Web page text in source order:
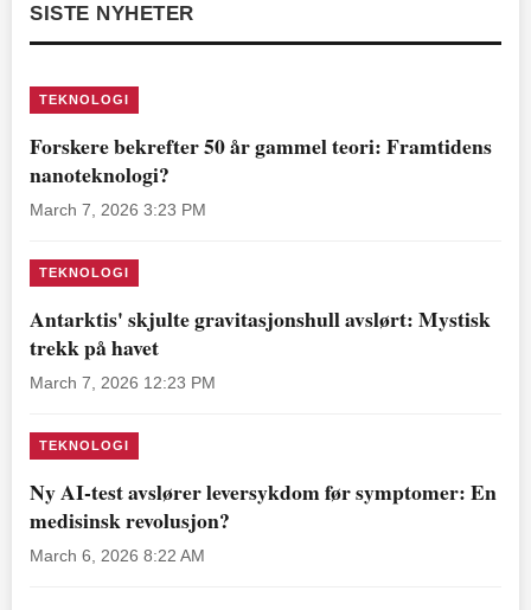
SISTE NYHETER
TEKNOLOGI
Forskere bekrefter 50 år gammel teori: Framtidens
nanoteknologi?
March 7, 2026 3:23 PM
TEKNOLOGI
Antarktis' skjulte gravitasjonshull avslørt: Mystisk
trekk på havet
March 7, 2026 12:23 PM
TEKNOLOGI
Ny AI-test avslører leversykdom før symptomer: En
medisinsk revolusjon?
March 6, 2026 8:22 AM